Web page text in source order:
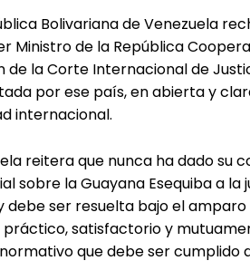
Bolivariana de Venezuela
Ministro de la República
de la Corte Internacional de
por ese país, en abierta y
internacional.
reitera que nunca ha dado
sobre la Guayana Esequiba a
debe ser resuelta bajo el
satisfactorio y
que debe ser cumplido